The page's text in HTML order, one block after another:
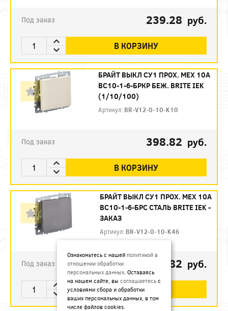
Под заказ 239.28 руб.
В КОРЗИНУ
БРАЙТ ВЫКЛ СУ1 ПРОХ. МЕХ 10А
ВС10-1-6-БРКР БЕЖ. BRITE IEK
(1/10/100)
Артикул: BR-V12-0-10-K10
Под заказ 398.82 руб.
В КОРЗИНУ
БРАЙТ ВЫКЛ СУ1 ПРОХ. МЕХ 10А
ВС10-1-6-БРС СТАЛЬ BRITE IEK -
ЗАКАЗ
Артикул: BR-V12-0-10-K46
Под заказ 398.82 руб.
В КОРЗИНУ
Ознакомьтесь с нашей политикой в
отношении обработки
персональных данных. Оставаясь
на нашем сайте, вы соглашаетесь с
условиями сбора и обработки
ваших персональных данных, в том
числе файлов cookies.